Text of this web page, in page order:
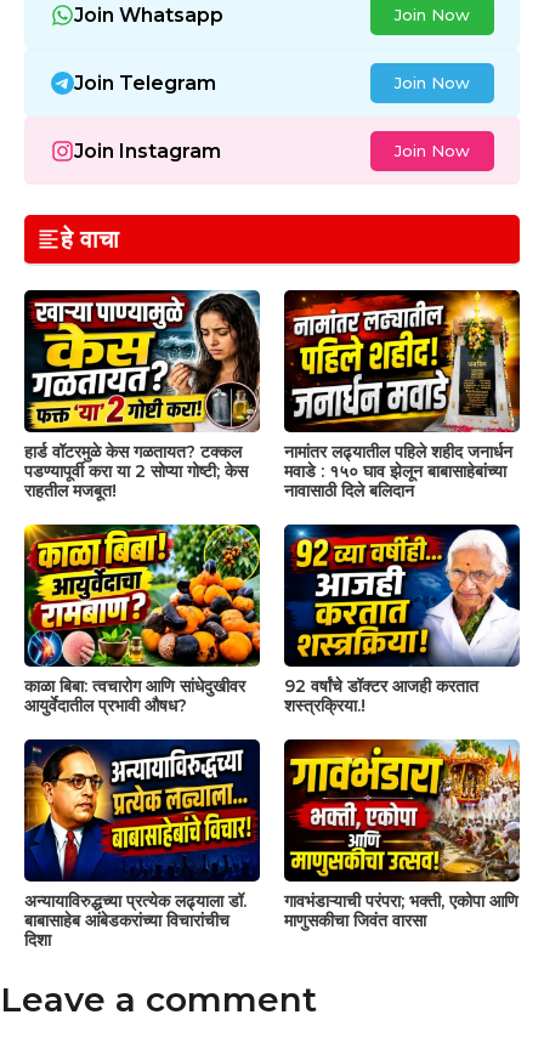
Join Whatsapp Join Now
Join Telegram Join Now
Join Instagram Join Now
हे वाचा
हार्ड वॉटरमुळे केस गळतायत? टक्कल
पडण्यापूर्वी करा या 2 सोप्या गोष्टी; केस
राहतील मजबूत!
नामांतर लढ्यातील पहिले शहीद जनार्धन
मवाडे : १५० घाव झेलून बाबासाहेबांच्या
नावासाठी दिले बलिदान
काळा बिबा: त्वचारोग आणि सांधेदुखीवर
आयुर्वेदातील प्रभावी औषध?
92 वर्षांचे डॉक्टर आजही करतात
शस्त्रक्रिया.!
अन्यायाविरुद्धच्या प्रत्येक लढ्याला डॉ.
बाबासाहेब आंबेडकरांच्या विचारांचीच
दिशा
गावभंडाऱ्याची परंपरा; भक्ती, एकोपा आणि
माणुसकीचा जिवंत वारसा
Leave a comment